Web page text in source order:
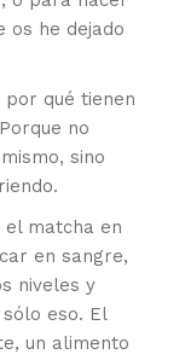
os he dejado
por qué tienen
no
sino
matcha en
en sangre,
niveles y
eso. El
un alimento